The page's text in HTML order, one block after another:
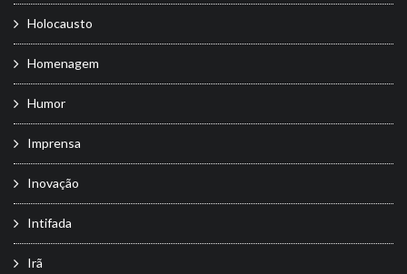
Holocausto
Homenagem
Humor
Imprensa
Inovação
Intifada
Irã